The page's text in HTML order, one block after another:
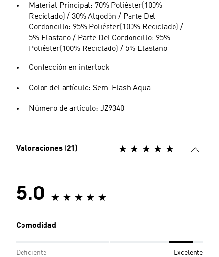
Material Principal: 70% Poliéster(100%
Reciclado) / 30% Algodón / Parte Del
Cordoncillo: 95% Poliéster(100% Reciclado) /
5% Elastano / Parte Del Cordoncillo: 95%
Poliéster(100% Reciclado) / 5% Elastano
Confección en interlock
Color del artículo: Semi Flash Aqua
Número de artículo: JZ9340
Valoraciones (21)
5.0
Comodidad
Deficiente Excelente